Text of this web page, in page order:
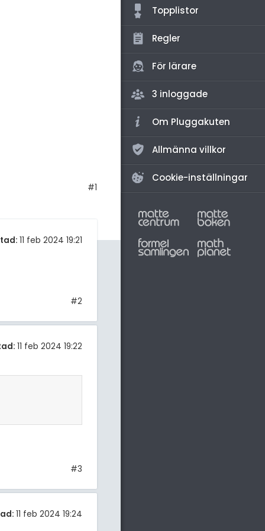
#1
11 feb 2024 19:21
#2
11 feb 2024 19:22
#3
11 feb 2024 19:24
Topplistor
Regler
För lärare
3 inloggade
Om Pluggakuten
Allmänna villkor
Cookie-inställningar